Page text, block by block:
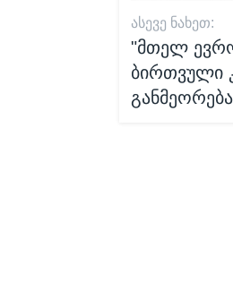
ᲐᲡᲔᲕᲔ ᲜᲐᲮᲔᲗ:
"მთელ
ბირთვული